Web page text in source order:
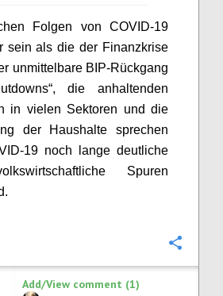
Folgen von COVID-19
sein als die der Finanzkrise
unmittelbare BIP-Rückgang
“, die anhaltenden
in vielen Sektoren und die
der Haushalte sprechen
19 noch lange deutliche
Spuren
Add/View comment (1)